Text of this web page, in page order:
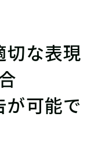
切な表現
が可能で